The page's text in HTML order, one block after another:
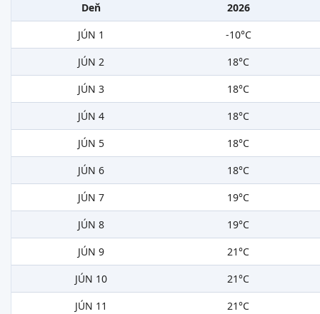
Deň
2026
JÚN 1
-10°C
JÚN 2
18°C
JÚN 3
18°C
JÚN 4
18°C
JÚN 5
18°C
JÚN 6
18°C
JÚN 7
19°C
JÚN 8
19°C
JÚN 9
21°C
JÚN 10
21°C
JÚN 11
21°C